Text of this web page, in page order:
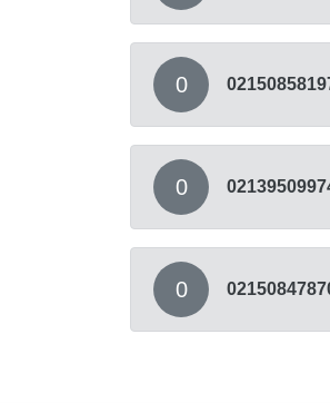
0
0
0